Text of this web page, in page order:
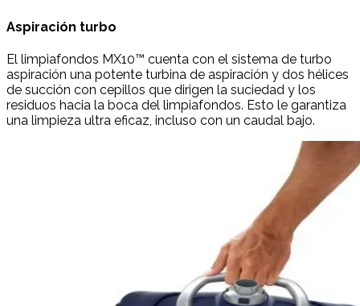
Aspiración turbo
El limpiafondos MX10™ cuenta con el sistema de turbo
aspiración una potente turbina de aspiración y dos hélices
de succión con cepillos que dirigen la suciedad y los
residuos hacia la boca del limpiafondos. Esto le garantiza
una limpieza ultra eficaz, incluso con un caudal bajo.